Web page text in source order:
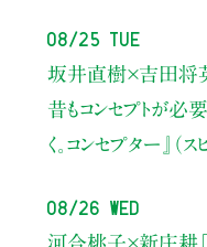
08/25 Tue
坂井直樹×吉田将
昔もコンセプトが必
く。コンセプター』（
08/26 Wed